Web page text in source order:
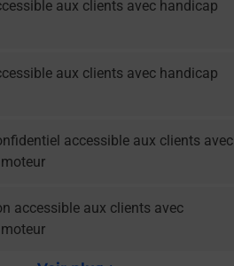
aux clients avec handicap
aux clients avec handicap
accessible aux clients avec
accessible aux clients avec